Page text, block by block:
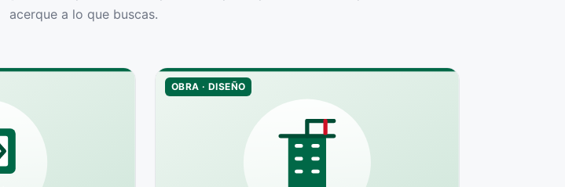
acerque a lo que buscas.
OBRA · DISEÑO